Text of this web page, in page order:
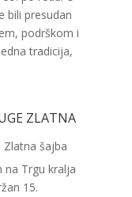
bili presudan
podrškom i
tradicija,
ZLATNA
Zlatna šajba
na Trgu kralja
15.